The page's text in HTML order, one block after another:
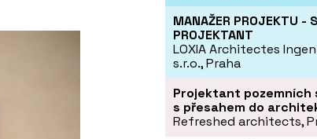
MANAŽER PROJEKTU -
PROJEKTANT
LOXIA Architectes
s.r.o., Praha
Projektant pozemních
s přesahem do
Refreshed architects,